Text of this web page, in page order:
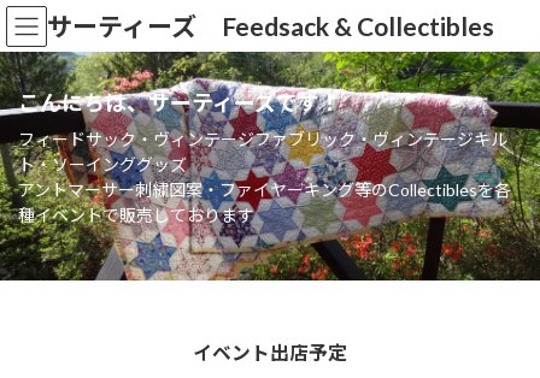
コ
ン
テ
ン
ツ
ス
キ
ッ
プ
ナ
ビ
ゲ
ー
シ
ン
に
移
動
サーティーズ Feedsack & Collectibles
こんにちは、サーティーズです！
フィードサック・ヴィンテージファブリック・ヴィンテージキル
ト・ソーインググッズ
アントマーサー刺繍図案・ファイヤーキング等のCollectiblesを各
種イベントで販売しております
イベント出店予定